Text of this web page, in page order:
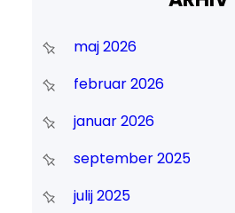
maj 2026
februar 2026
januar 2026
september 2025
julij 2025